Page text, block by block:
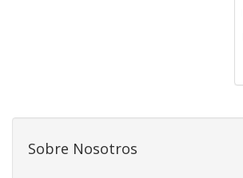
Sobre Nosotros